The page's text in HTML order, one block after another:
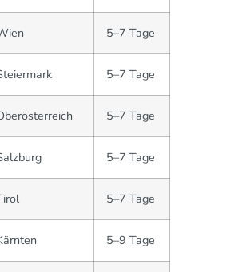
5–7 Tage
5–7 Tage
5–7 Tage
5–7 Tage
5–7 Tage
5–9 Tage